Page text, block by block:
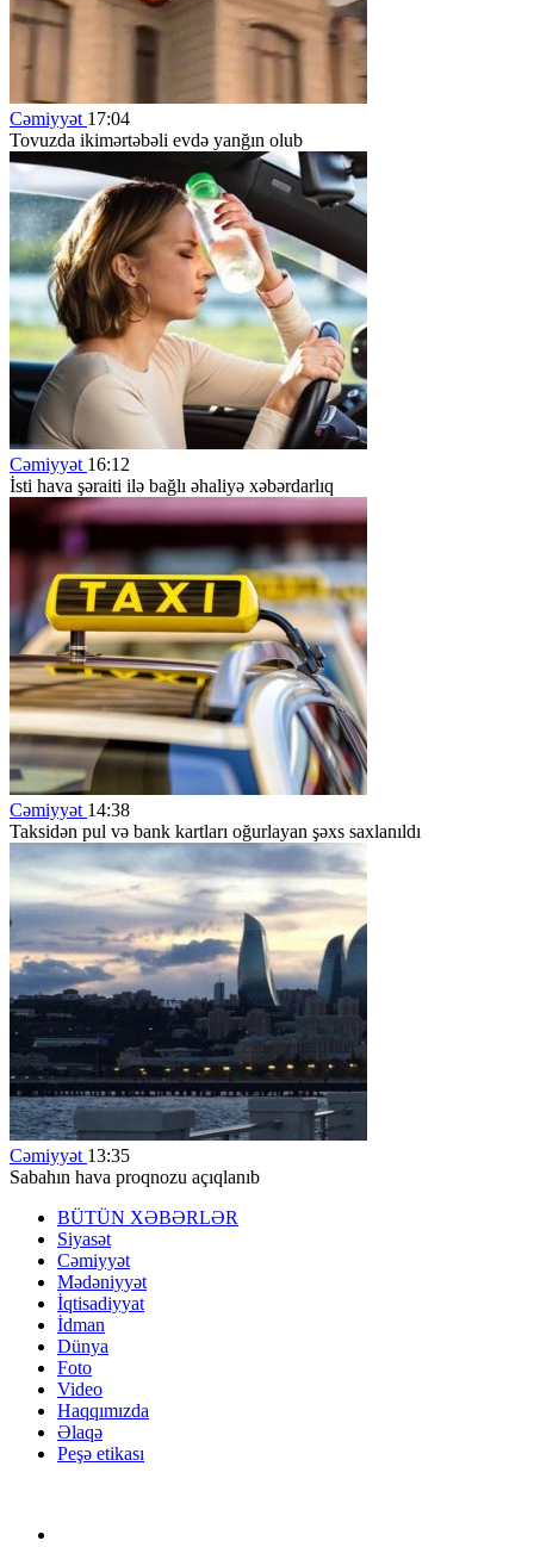
Cəmiyyət 17:04
Tovuzda ikimərtəbəli evdə yanğın olub
Cəmiyyət 16:12
İsti hava şəraiti ilə bağlı əhaliyə xəbərdarlıq
Cəmiyyət 14:38
Taksidən pul və bank kartları oğurlayan şəxs saxlanıldı
Cəmiyyət 13:35
Sabahın hava proqnozu açıqlanıb
BÜTÜN XƏBƏRLƏR
Siyasət
Cəmiyyət
Mədəniyyət
İqtisadiyyat
İdman
Dünya
Foto
Video
Haqqımızda
Əlaqə
Peşə etikası